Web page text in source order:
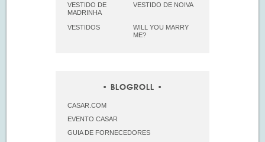
VESTIDO DE
MADRINHA
VESTIDO DE NOIVA
VESTIDOS
WILL YOU MARRY
ME?
BLOGROLL
CASAR.COM
EVENTO CASAR
GUIA DE FORNECEDORES